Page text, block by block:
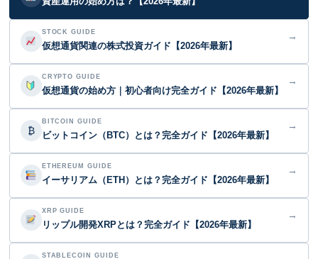
STOCK GUIDE
仮想通貨関連の株式投資ガイド【2026年最新】
→
CRYPTO GUIDE
仮想通貨の始め方｜初心者向け完全ガイド【2026年最新】
→
₿
BITCOIN GUIDE
ビットコイン（BTC）とは？完全ガイド【2026年最新】
→
ETHEREUM GUIDE
イーサリアム（ETH）とは？完全ガイド【2026年最新】
→
XRP GUIDE
リップル開発XRPとは？完全ガイド【2026年最新】
→
STABLECOIN GUIDE